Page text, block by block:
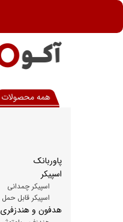
همه محصولات
پاوربانک
اسپیکر
اسپیکر چمدانی
اسپیکر قابل حمل
هدفون و هندزفری